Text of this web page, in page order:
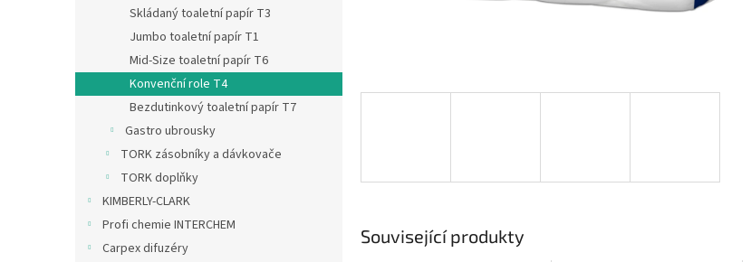
Skládaný toaletní papír T3
Jumbo toaletní papír T1
Mid-Size toaletní papír T6
Konvenční role T4
Bezdutinkový toaletní papír T7
Gastro ubrousky
TORK zásobníky a dávkovače
TORK doplňky
KIMBERLY-CLARK
Profi chemie INTERCHEM
Carpex difuzéry
Související produkty